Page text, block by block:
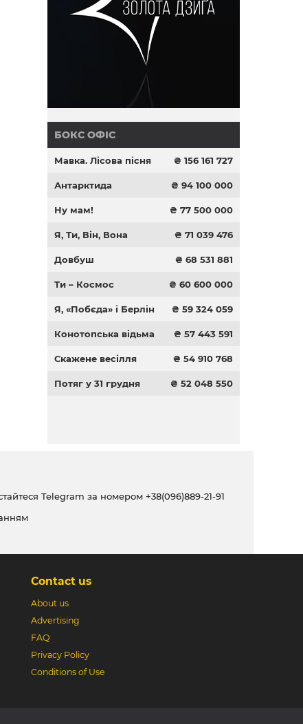
БОКС ОФІС
Мавка. Лісова пісня ₴ 156 161 727
Антарктида ₴ 94 100 000
Ну мам! ₴ 77 500 000
Я, Ти, Він, Вона ₴ 71 039 476
Довбуш ₴ 68 531 881
Ти – Космос ₴ 60 600 000
Я, «Побєда» і Берлін ₴ 59 324 059
Конотопська відьма ₴ 57 443 591
Скажене весілля ₴ 54 910 768
Потяг у 31 грудня ₴ 52 048 550
Telegram за номером +38(096)889-21-91
Contact us
About us
Advertising
FAQ
Privacy Policy
Conditions of Use